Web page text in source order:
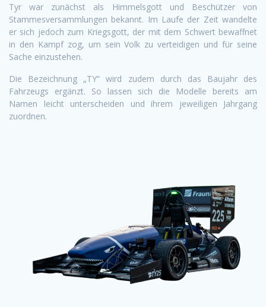
Tyr war zunächst als Himmelsgott und Beschützer von
Stammesversammlungen bekannt. Im Laufe der Zeit wandelte
er sich jedoch zum Kriegsgott, der mit dem Schwert bewaffnet
in den Kampf zog, um sein Volk zu verteidigen und für seine
Sache einzustehen.
Die Bezeichnung „TY“ wird zudem durch das Baujahr des
Fahrzeugs ergänzt. So lassen sich die Modelle bereits am
Namen leicht unterscheiden und ihrem jeweiligen Jahrgang
zuordnen.